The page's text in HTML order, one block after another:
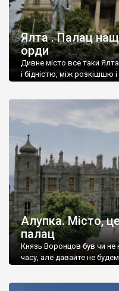
Ялта . Палац
орди
Дивне місто все таки
і бідністю, між розкішшю
Алупка. Місто,
палац
Князь Воронцов був чи
часу, але давайте не